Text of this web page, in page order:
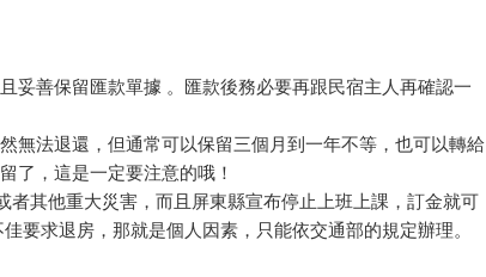
妥善保留匯款單據 。匯款後務必要再跟民宿主人再確認一
無法退還，但通常可以保留三個月到一年不等，也可以轉給
了，這是一定要注意的哦！
其他重大災害，而且屏東縣宣布停止上班上課，訂金就可
要求退房，那就是個人因素，只能依交通部的規定辦理。